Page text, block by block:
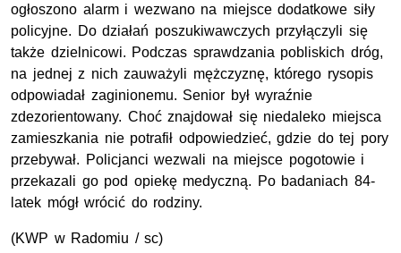
ogłoszono alarm i wezwano na miejsce dodatkowe siły
policyjne. Do działań poszukiwawczych przyłączyli się
także dzielnicowi. Podczas sprawdzania pobliskich dróg,
na jednej z nich zauważyli mężczyznę, którego rysopis
odpowiadał zaginionemu. Senior był wyraźnie
zdezorientowany. Choć znajdował się niedaleko miejsca
zamieszkania nie potrafił odpowiedzieć, gdzie do tej pory
przebywał. Policjanci wezwali na miejsce pogotowie i
przekazali go pod opiekę medyczną. Po badaniach 84-
latek mógł wrócić do rodziny.
(KWP w Radomiu / sc)